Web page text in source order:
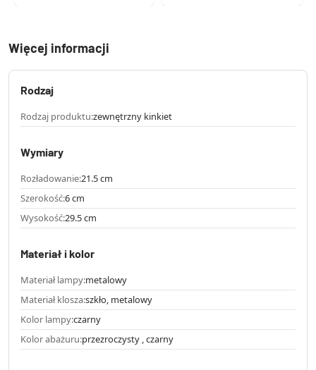
Więcej informacji
Rodzaj
Rodzaj produktu:zewnętrzny kinkiet
Wymiary
Rozładowanie:21.5 cm
Szerokość:6 cm
Wysokość:29.5 cm
Materiał i kolor
Materiał lampy:metalowy
Materiał klosza:szkło, metalowy
Kolor lampy:czarny
Kolor abażuru:przezroczysty , czarny